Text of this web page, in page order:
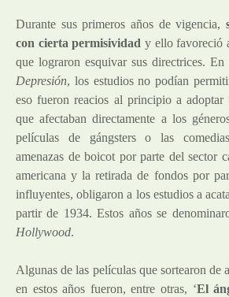
Durante sus primeros años de vigencia,
con cierta permisividad y ello favoreció
que lograron esquivar sus directrices.
Depresión, los estudios no podían
eso fueron reacios al principio a adoptar
que afectaban directamente a los
películas de gángsters o las
amenazas de boicot por parte del sector
americana y la retirada de fondos por
influyentes, obligaron a los estudios a
partir de 1934. Estos años se
Hollywood.
Algunas de las películas que sortearon de
en estos años fueron, entre otras, ‘El